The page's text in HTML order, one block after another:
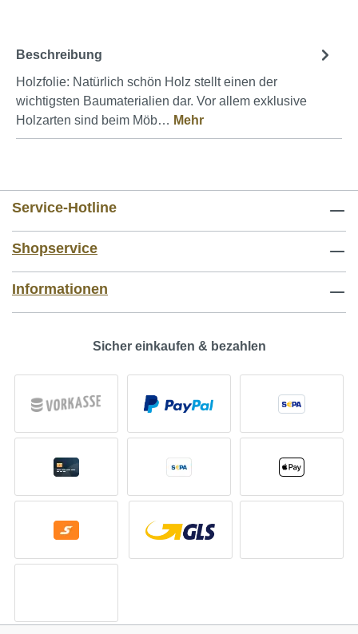
Beschreibung
Holzfolie: Natürlich schön Holz stellt einen der
wichtigsten Baumaterialien dar. Vor allem exklusive
Holzarten sind beim Möb… Mehr
Service-Hotline
Shopservice
Informationen
Sicher einkaufen & bezahlen